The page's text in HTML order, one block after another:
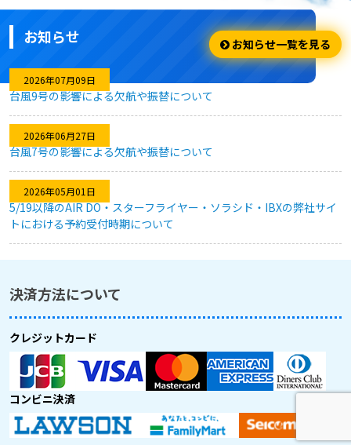
★★★★☆
利用のしやすさ
問題なく利用できました。
★★★★★
キャンセル対応
お知らせ お知らせ一覧を見る
2026年07月09日
台風9号の影響による欠航や振替について
2026年06月27日
台風7号の影響による欠航や振替について
2026年05月01日
5/19以降のAIR DO・スターフライヤー・ソラシド・IBXの弊社サイ
トにおける予約受付時期について
決済方法について
クレジットカード
コンビニ決済